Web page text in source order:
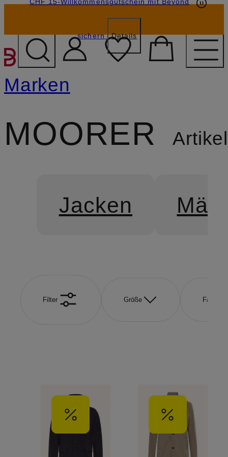
ZUM HAUPTINHALT
sichern Details
Marken
MOORER Artikel
Jacken
Filter Größe Farbe